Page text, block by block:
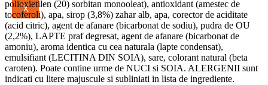
X
polioxietilen (20) sorbitan monooleat), antioxidant (amestec de
tocoferoli), apa, sirop (3,8%) zahar alb, apa, corector de aciditate
(acid citric), agent de afanare (bicarbonat de sodiu), pudra de OU
(2,2%), LAPTE praf degresat, agent de afanare (bicarbonat de
amoniu), aroma identica cu cea naturala (lapte condensat),
emulsifiant (LECITINA DIN SOIA), sare, colorant natural (beta
caroten). Poate contine urme de NUCI si SOIA. ALERGENII sunt
indicati cu litere majuscule si subliniati in lista de ingrediente.